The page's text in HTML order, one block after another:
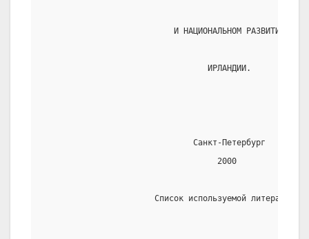
                           И НАЦИОНАЛЬНОМ РАЗВИТИИ
                                  ИРЛАНДИИ.
                               Санкт-Петербург
                                    2000
                       Список используемой литературы: